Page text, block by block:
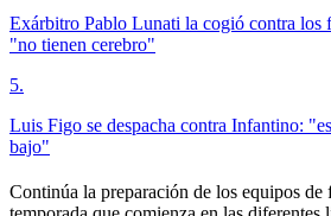
Exárbitro Pablo Lunati la cogió contra los
"no tienen cerebro"
5.
Luis Figo se despacha contra Infantino:
bajo"
Continúa la preparación de los equipos de